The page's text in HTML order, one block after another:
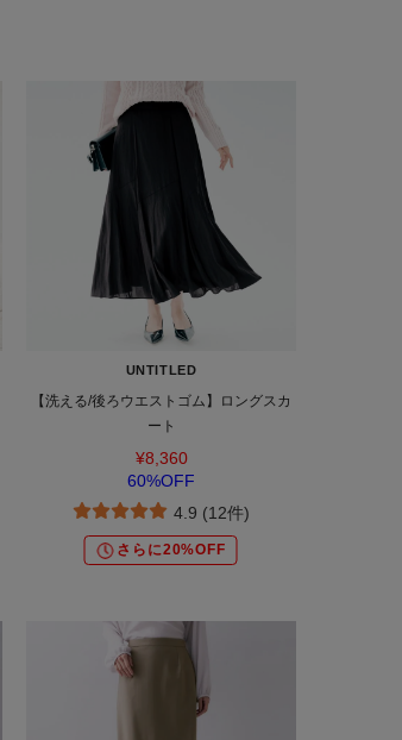
UNTITLED
【洗える/後ろウエストゴム】ロングスカ
ート
¥8,360
60%OFF
4.9 (12件)
さらに20%OFF